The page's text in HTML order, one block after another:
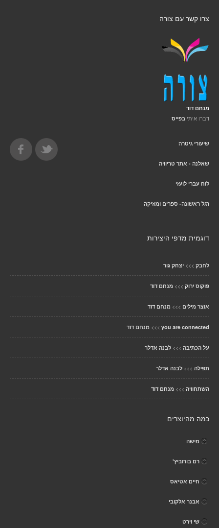
צרו קשר עם צורה
מנחם דוד
דברו איתי בפייס
שיעורי גיטרה
שאלנה - אתר טריוויה
לוח עברי לועזי
רגל ראשונה- ספרים ומוזיקה
דוגמית מדפי היצירות
לחבק >>> יצחק גור
פוקוס ירוק >>> מנחם דוד
אוצר מילים >>> מנחם דוד
you are connected
>>> מנחם דוד
על הכתיבה >>> לבנה אדלר
תפילה >>> לבנה אדלר
השתחוויה >>> מנחם דוד
כמה מהיוצרים
מישה
רם בורוביץ'
חיים אטיאס
אבנר אלקובי
שי וירט